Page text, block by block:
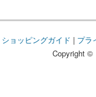
ショッピングガイド | プラ
Copyright ©